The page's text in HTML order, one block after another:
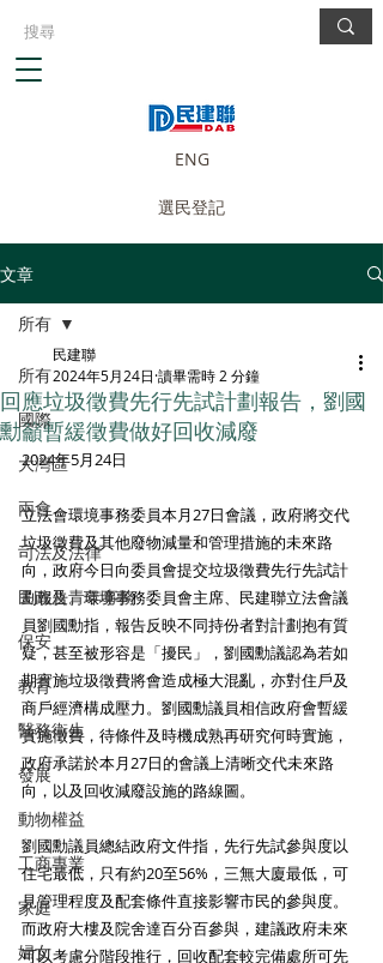
ENG
選民登記
文章
所有
國際
大灣區
兩會
司法及法律
民政及青年事務
保安
教育
醫務衛生
發展
動物權益
工商專業
家庭
婦女
所有
回應垃圾徵費先行先試計劃報告，劉國
勳籲暫緩徵費做好回收減廢
民建聯
2024年5月24日 讀畢需時 2 分鐘
2024年5月24日
立法會環境事務委員本月27日會議，政府將交代
垃圾徵費及其他廢物減量和管理措施的未來路
向，政府今日向委員會提交垃圾徵費先行先試計
劃報告。環境事務委員會主席、民建聯立法會議
員劉國勳指，報告反映不同持份者對計劃抱有質
疑，甚至被形容是「擾民」，劉國勳議認為若如
期實施垃圾徵費將會造成極大混亂，亦對住戶及
商戶經濟構成壓力。劉國勳議員相信政府會暫緩
實施徵費，待條件及時機成熟再研究何時實施，
政府承諾於本月27日的會議上清晰交代未來路
向，以及回收減廢設施的路線圖。
劉國勳議員總結政府文件指，先行先試參與度以
住宅最低，只有約20至56%，三無大廈最低，可
見管理程度及配套條件直接影響市民的參與度。
而政府大樓及院舍達百分百參與，建議政府未來
可以考慮分階段推行，回收配套較完備處所可先